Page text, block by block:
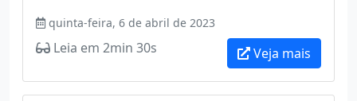
quinta-feira, 6 de abril de 2023
Leia em 2min 30s Veja mais